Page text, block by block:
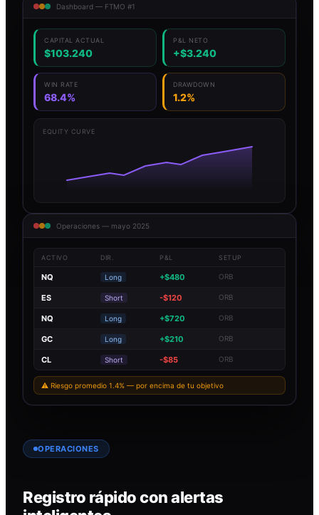
Dashboard — FTMO #1
CAPITAL ACTUAL
$103.240
P&L NETO
+$3.240
WIN RATE
68.4%
DRAWDOWN
1.2%
EQUITY CURVE
Operaciones — mayo 2025
ACTIVO DIR. P&L SETUP
NQ Long +$480 ORB
ES Short -$120 ORB
NQ Long +$720 ORB
GC Long +$210 ORB
CL Short -$85 ORB
⚠ Riesgo promedio 1.4% — por encima de tu objetivo
OPERACIONES
Registro rápido con alertas